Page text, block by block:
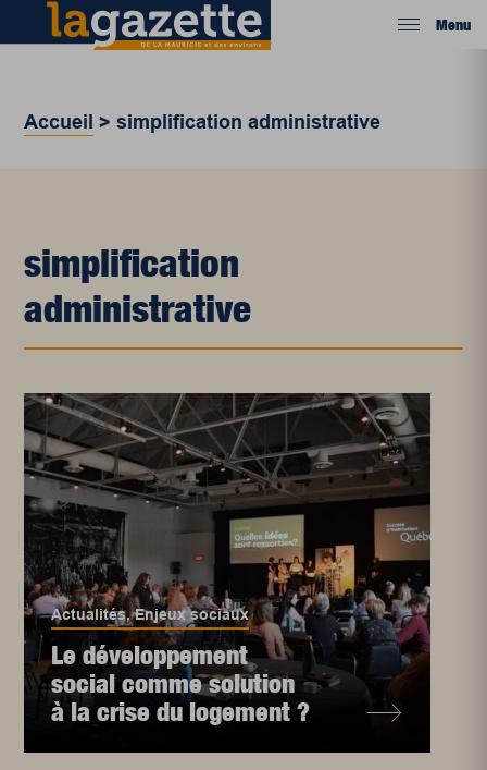
Menu
Accueil >simplification administrative
simplification
administrative
Actualités,Enjeux sociaux
Le développement
social comme solution
à la crise du logement ?